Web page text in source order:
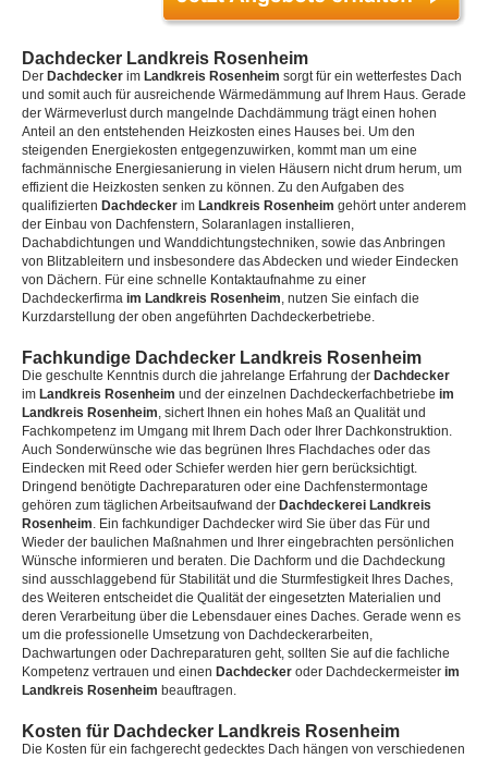
Dachdecker Landkreis Rosenheim
Der Dachdecker im Landkreis Rosenheim sorgt für ein wetterfestes Dach
und somit auch für ausreichende Wärmedämmung auf Ihrem Haus. Gerade
der Wärmeverlust durch mangelnde Dachdämmung trägt einen hohen
Anteil an den entstehenden Heizkosten eines Hauses bei. Um den
steigenden Energiekosten entgegenzuwirken, kommt man um eine
fachmännische Energiesanierung in vielen Häusern nicht drum herum, um
effizient die Heizkosten senken zu können. Zu den Aufgaben des
qualifizierten Dachdecker im Landkreis Rosenheim gehört unter anderem
der Einbau von Dachfenstern, Solaranlagen installieren,
Dachabdichtungen und Wanddichtungstechniken, sowie das Anbringen
von Blitzableitern und insbesondere das Abdecken und wieder Eindecken
von Dächern. Für eine schnelle Kontaktaufnahme zu einer
Dachdeckerfirma im Landkreis Rosenheim, nutzen Sie einfach die
Kurzdarstellung der oben angeführten Dachdeckerbetriebe.
Fachkundige Dachdecker Landkreis Rosenheim
Die geschulte Kenntnis durch die jahrelange Erfahrung der Dachdecker
im Landkreis Rosenheim und der einzelnen Dachdeckerfachbetriebe im
Landkreis Rosenheim, sichert Ihnen ein hohes Maß an Qualität und
Fachkompetenz im Umgang mit Ihrem Dach oder Ihrer Dachkonstruktion.
Auch Sonderwünsche wie das begrünen Ihres Flachdaches oder das
Eindecken mit Reed oder Schiefer werden hier gern berücksichtigt.
Dringend benötigte Dachreparaturen oder eine Dachfenstermontage
gehören zum täglichen Arbeitsaufwand der Dachdeckerei Landkreis
Rosenheim. Ein fachkundiger Dachdecker wird Sie über das Für und
Wieder der baulichen Maßnahmen und Ihrer eingebrachten persönlichen
Wünsche informieren und beraten. Die Dachform und die Dachdeckung
sind ausschlaggebend für Stabilität und die Sturmfestigkeit Ihres Daches,
des Weiteren entscheidet die Qualität der eingesetzten Materialien und
deren Verarbeitung über die Lebensdauer eines Daches. Gerade wenn es
um die professionelle Umsetzung von Dachdeckerarbeiten,
Dachwartungen oder Dachreparaturen geht, sollten Sie auf die fachliche
Kompetenz vertrauen und einen Dachdecker oder Dachdeckermeister im
Landkreis Rosenheim beauftragen.
Kosten für Dachdecker Landkreis Rosenheim
Die Kosten für ein fachgerecht gedecktes Dach hängen von verschiedenen